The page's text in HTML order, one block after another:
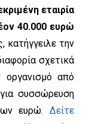
εταιρία
40.000 ευρώ
κατήγγειλε την
σχετικά
από
συσσώρευση
ευρώ. Δείτε